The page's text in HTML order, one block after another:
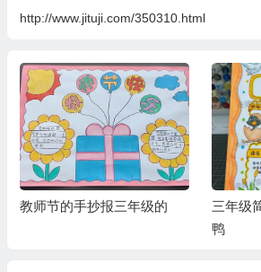
http://www.jituji.com/350310.html
教师节的手抄报三年级的
三年级
鸭